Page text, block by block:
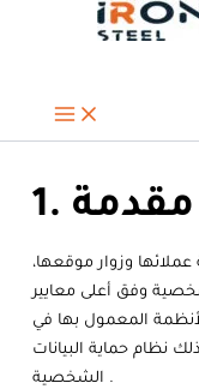
1. مقدمة
وزوار موقعها،
وفق أعلى معايير
المعمول بها في
نظام حماية البيانات
الشخصية .